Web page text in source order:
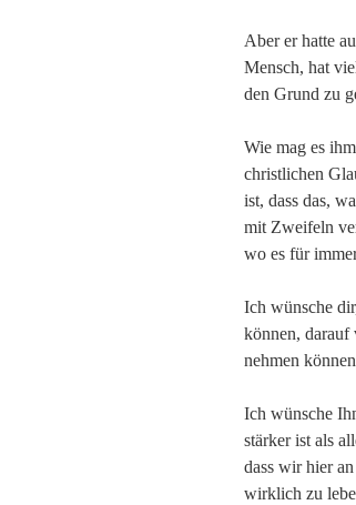
Aber er hatte
Mensch, hat
den Grund zu
Wie mag es
christlichen
ist, dass das,
mit Zweifeln
wo es für
Ich wünsche
können, darauf
nehmen
Ich wünsche
stärker ist als
dass wir hier
wirklich zu